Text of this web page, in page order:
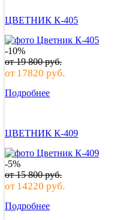
ЦВЕТНИК К-405
-10%
от19 800руб.
от 17820 руб.
Подробнее
ЦВЕТНИК К-409
-5%
от15 800руб.
от 14220 руб.
Подробнее